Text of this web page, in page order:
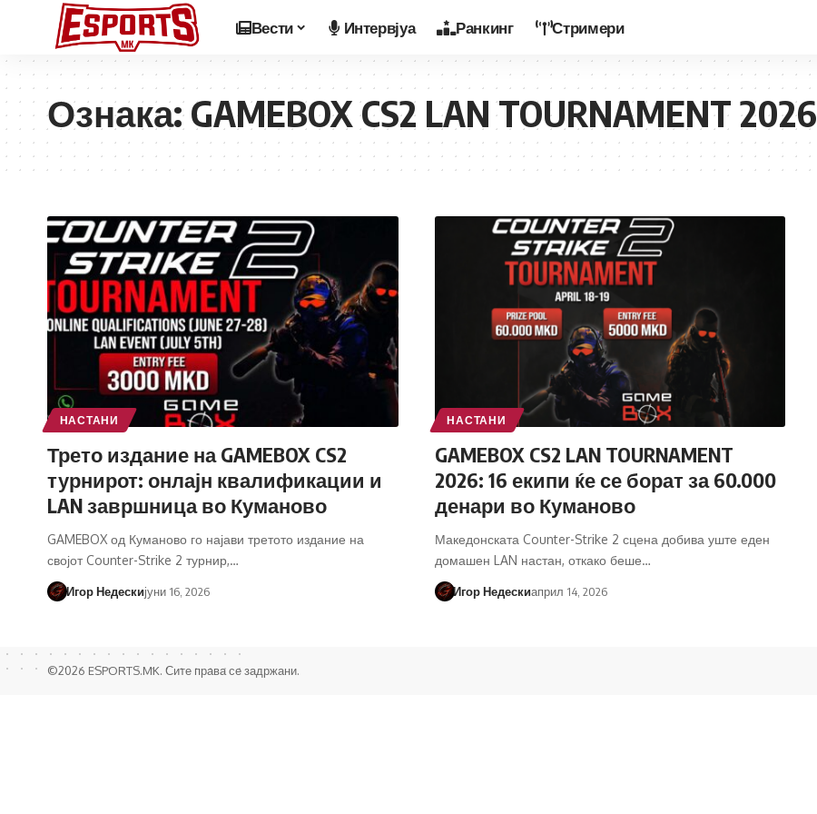
Вести Интервјуа Ранкинг Стримери
Ознака:GAMEBOX CS2 LAN TOURNAMENT 2026
НАСТАНИ
Трето издание на GAMEBOX CS2
турнирот: онлајн квалификации и
LAN завршница во Куманово
GAMEBOX од Куманово го најави третото издание на
својот Counter-Strike 2 турнир,…
Игор Недескијуни 16, 2026
НАСТАНИ
GAMEBOX CS2 LAN TOURNAMENT
2026: 16 екипи ќе се борат за 60.000
денари во Куманово
Македонската Counter-Strike 2 сцена добива уште еден
домашен LAN настан, откако беше…
Игор Недескиаприл 14, 2026
©2026 ESPORTS.MK. Сите права се задржани.